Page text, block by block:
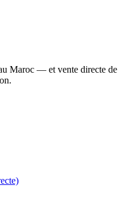
Maroc — et vente directe de